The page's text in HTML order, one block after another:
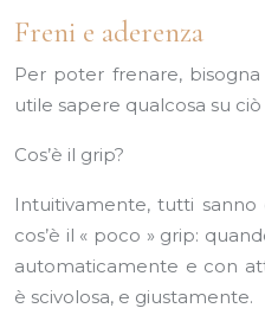
Freni e aderenza
Per poter frenare,
utile sapere qualcosa su
Cos’è il grip?
Intuitivamente, tutti sanno
cos’è il « poco » grip:
automaticamente e con
è scivolosa, e giustamente.